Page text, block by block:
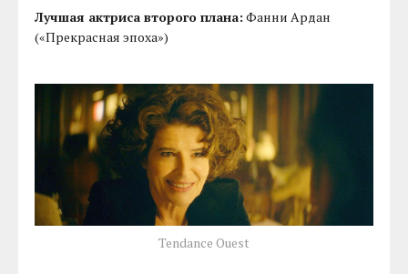
Лучшая актриса второго плана: Фанни Ардан
(«Прекрасная эпоха»)
Tendance Ouest